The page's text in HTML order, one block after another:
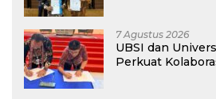
7 Agustus 2026
UBSI dan
Perkuat